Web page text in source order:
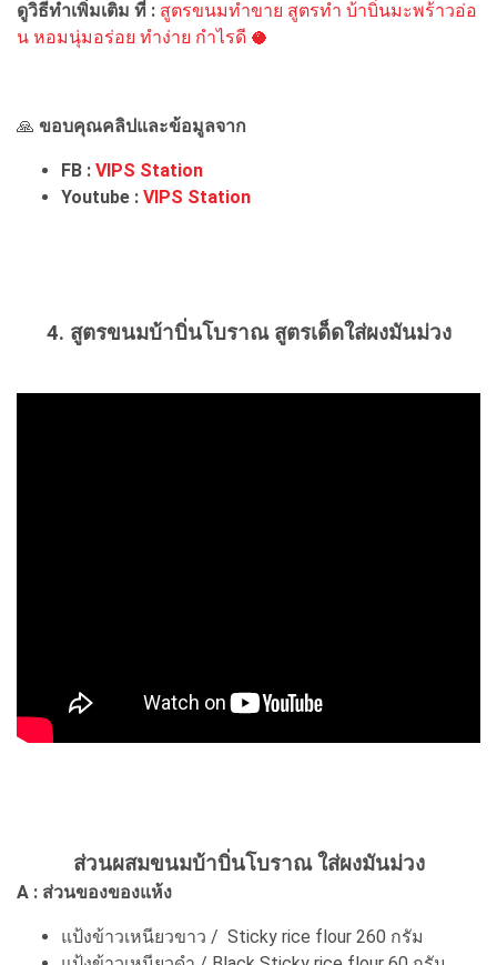
ดูวิธีทำเพิ่มเติม ที่ : สูตรขนมทำขาย สูตรทำ บ้าบิ่นมะพร้าวอ่อ
น หอมนุ่มอร่อย ทำง่าย กำไรดี 🥥
🙏 ขอบคุณคลิปและข้อมูลจาก
FB : VIPS Station
Youtube : VIPS Station
4. สูตรขนมบ้าบิ่นโบราณ สูตรเด็ดใส่ผงมันม่วง
ส่วนผสมขนมบ้าบิ่นโบราณ ใส่ผงมันม่วง
A : ส่วนของของแห้ง
แป้งข้าวเหนียวขาว / Sticky rice flour 260 กรัม